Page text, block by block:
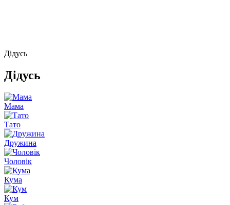
Дідусь
Дідусь
Мама
Тато
Дружина
Чоловік
Кума
Кум